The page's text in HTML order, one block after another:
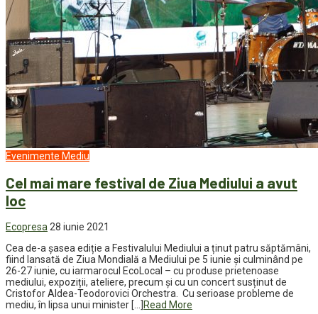
Evenimente Mediu
Cel mai mare festival de Ziua Mediului a avut
loc
Ecopresa28 iunie 2021
Cea de-a șasea ediție a Festivalului Mediului a ținut patru săptămâni,
fiind lansată de Ziua Mondială a Mediului pe 5 iunie și culminând pe
26-27 iunie, cu iarmarocul EcoLocal – cu produse prietenoase
mediului, expoziții, ateliere, precum și cu un concert susținut de
Cristofor Aldea-Teodorovici Orchestra. Cu serioase probleme de
mediu, în lipsa unui minister […] Read More